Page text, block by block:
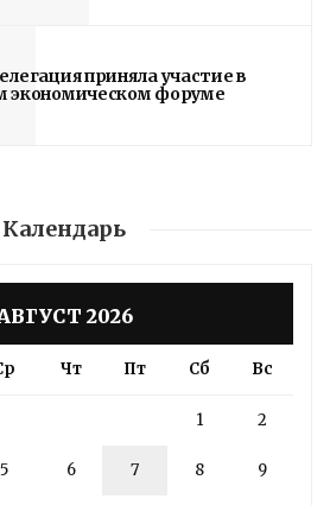
приняла участие в
экономическом форуме
Календарь
2026
Чт Пт Сб Вс
1 2
5 6 7 8 9